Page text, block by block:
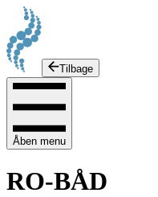
Tilbage
Åben menu
RO-BÅD